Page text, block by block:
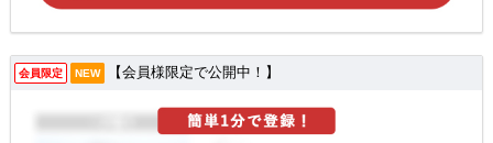
会員限定 NEW 【会員様限定で公開中！】